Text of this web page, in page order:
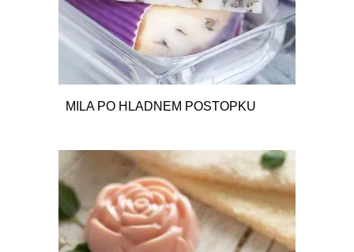
MILA PO HLADNEM POSTOPKU